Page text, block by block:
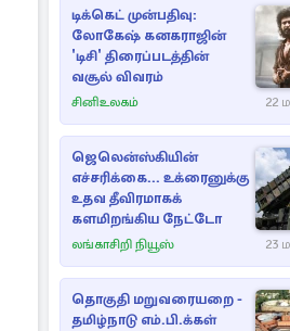
டிக்கெட் முன்பதிவு:
லோகேஷ் கனகராஜின்
'டிசி' திரைப்படத்தின்
வசூல் விவரம்
சினிஉலகம் 22
ஜெலென்ஸ்கியின்
எச்சரிக்கை... உக்ரைனுக்கு
உதவ தீவிரமாகக்
களமிறங்கிய நேட்டோ
லங்காசிறி நியூஸ் 23
தொகுதி மறுவரையறை -
தமிழ்நாடு எம்.பி.க்கள்